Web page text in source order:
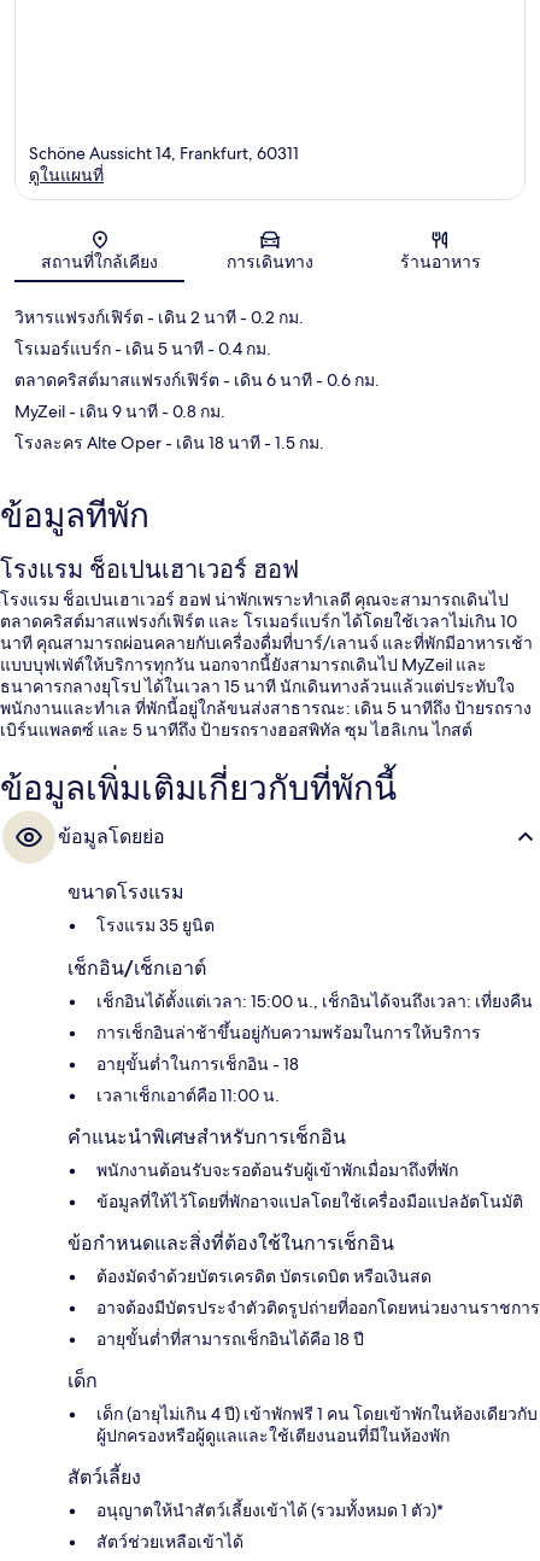
แผนที่
Schöne Aussicht 14, Frankfurt, 60311
ดูในแผนที่
สถานที่ใกล้เคียง การเดินทาง ร้านอาหาร
วิหารแฟรงก์เฟิร์ต - เดิน 2 นาที- 0.2 กม.
โรเมอร์แบร์ก- เดิน 5 นาที- 0.4 กม.
ตลาดคริสต์มาสแฟรงก์เฟิร์ต - เดิน 6 นาที- 0.6 กม.
MyZeil- เดิน 9 นาที- 0.8 กม.
โรงละคร Alte Oper- เดิน 18 นาที- 1.5 กม.
ข้อมูลที่พัก
โรงแรม ช็อเปนเฮาเวอร์ ฮอฟ
โรงแรม ช็อเปนเฮาเวอร์ ฮอฟ น่าพักเพราะทำเลดี คุณจะสามารถเดินไป
ตลาดคริสต์มาสแฟรงก์เฟิร์ต และ โรเมอร์แบร์ก ได้โดยใช้เวลาไม่เกิน 10
นาที คุณสามารถผ่อนคลายกับเครื่องดื่มที่บาร์/เลานจ์ และที่พักมีอาหารเช้า
แบบบุฟเฟ่ต์ให้บริการทุกวัน นอกจากนี้ยังสามารถเดินไป MyZeil และ
ธนาคารกลางยุโรป ได้ในเวลา 15 นาที นักเดินทางล้วนแล้วแต่ประทับใจ
พนักงานและทำเล ที่พักนี้อยู่ใกล้ขนส่งสาธารณะ: เดิน 5 นาทีถึง ป้ายรถราง
เบิร์นแพลตซ์ และ 5 นาทีถึง ป้ายรถรางฮอสพิทัล ซุม ไฮลิเกน ไกสต์
ข้อมูลเพิ่มเติมเกี่ยวกับที่พักนี้
ข้อมูลโดยย่อ
ขนาดโรงแรม
โรงแรม 35 ยูนิต
เช็กอิน/เช็กเอาต์
เช็กอินได้ตั้งแต่เวลา: 15:00 น., เช็กอินได้จนถึงเวลา: เที่ยงคืน
การเช็กอินล่าช้าขึ้นอยู่กับความพร้อมในการให้บริการ
อายุขั้นต่ำในการเช็กอิน - 18
เวลาเช็กเอาต์คือ 11:00 น.
คำแนะนำพิเศษสำหรับการเช็กอิน
พนักงานต้อนรับจะรอต้อนรับผู้เข้าพักเมื่อมาถึงที่พัก
ข้อมูลที่ให้ไว้โดยที่พักอาจแปลโดยใช้เครื่องมือแปลอัตโนมัติ
ข้อกำหนดและสิ่งที่ต้องใช้ในการเช็กอิน
ต้องมัดจำด้วยบัตรเครดิต บัตรเดบิต หรือเงินสด
อาจต้องมีบัตรประจำตัวติดรูปถ่ายที่ออกโดยหน่วยงานราชการ
อายุขั้นต่ำที่สามารถเช็กอินได้คือ 18 ปี
เด็ก
เด็ก (อายุไม่เกิน 4 ปี) เข้าพักฟรี 1 คน โดยเข้าพักในห้องเดียวกับ
ผู้ปกครองหรือผู้ดูแลและใช้เตียงนอนที่มีในห้องพัก
สัตว์เลี้ยง
อนุญาตให้นำสัตว์เลี้ยงเข้าได้ (รวมทั้งหมด 1 ตัว)*
สัตว์ช่วยเหลือเข้าได้